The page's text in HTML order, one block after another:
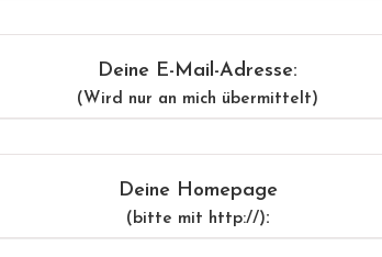
Deine E-Mail-Adresse:
(Wird nur an mich übermittelt)
Deine Homepage
(bitte mit http://):